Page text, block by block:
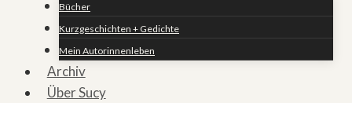
Bücher
Kurzgeschichten + Gedichte
Mein Autorinnenleben
Archiv
Über Sucy